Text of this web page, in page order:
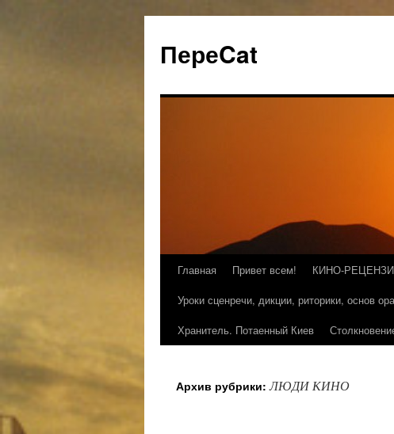
ПереCat
Главная Привет всем! КИНО-
Уроки сценречи, дикции, риторики, основ
Хранитель. Потаенный Киев
Архив рубрики:ЛЮДИ КИНО